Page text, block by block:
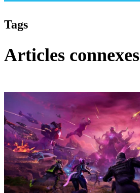
Tags
Articles connexes